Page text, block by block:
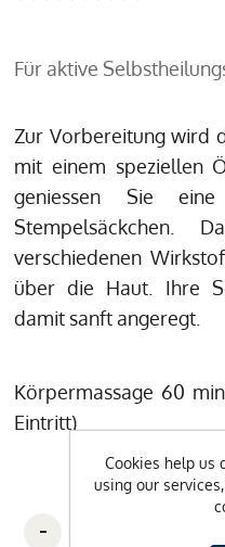
Für aktive
Zur Vorbereitung wird
mit einem speziellen
geniessen Sie
Stempelsäckchen.
verschiedenen
über die Haut. Ihre
damit sanft angeregt.
Körpermassage 60
Eintritt)
-
Cookies help us
using our